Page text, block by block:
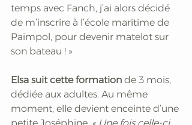
temps avec Fanch, j’ai alors décidé
de m’inscrire à l’école maritime de
Paimpol, pour devenir matelot sur
son bateau ! »
Elsa suit cette formation de 3 mois,
dédiée aux adultes. Au même
moment, elle devient enceinte d’une
petite Joséphine. « Une fois celle-ci